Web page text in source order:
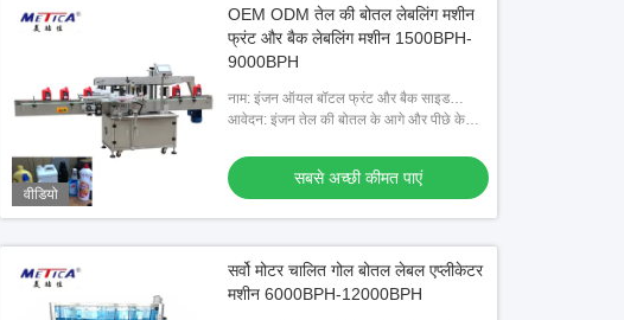
8 हेड 500 मिली बोतल भरने की मशीन, 3000bph
टमाटर सॉस भरने की मशीन
सबसे अच्छी कीमत पाएं
5l खाद्य तेल की बोतल कैपिंग मशीन
सबसे अच्छी कीमत पाएं
वीडियो
OEM ODM तेल की बोतल लेबलिंग मशीन
फ्रंट और बैक लेबलिंग मशीन 1500BPH-
9000BPH
नाम: इंजन ऑयल बॉटल फ्रंट और बैक साइड
लेबलिंग मशीन
आवेदन: इंजन तेल की बोतल के आगे और पीछे के
सबसे अच्छी कीमत पाएं
सर्वो मोटर चालित गोल बोतल लेबल एप्लीकेटर
मशीन 6000BPH-12000BPH